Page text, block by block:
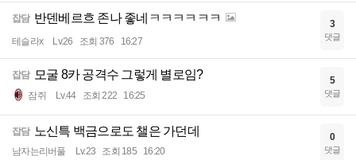
잡담 반덴베르흐 존나 좋네ㅋㅋㅋㅋㅋㅋ
테슬라x Lv.26 조회 376 16:27
3
댓글
잡담 모굴 8카 공격수 그렇게 별로임?
잠쥐 Lv.44 조회 222 16:25
5
댓글
잡담 노신특 백금으로도 챌은 가던데
남자는리버풀 Lv.23 조회 185 16:20
0
댓글